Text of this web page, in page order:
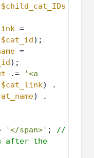
$child_cat_IDs
=
$cat_id);
=
);
.=
'<a
$cat_link
'</span>' ; //
after the